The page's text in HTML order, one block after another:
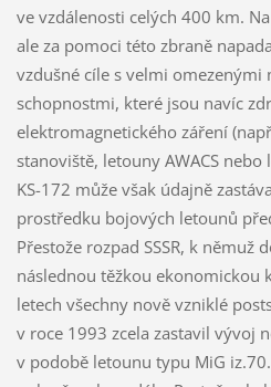
ve vzdálenosti celých 400 km.
ale za pomoci této zbraně
vzdušné cíle s velmi omezenými
schopnostmi, které jsou navíc
elektromagnetického záření
stanoviště, letouny AWACS nebo
KS-172 může však údajně
prostředku bojových letounů
Přestože rozpad SSSR, k němuž
následnou těžkou ekonomickou
letech všechny nově vzniklé
v roce 1993 zcela zastavil vývoj
v podobě letounu typu MiG